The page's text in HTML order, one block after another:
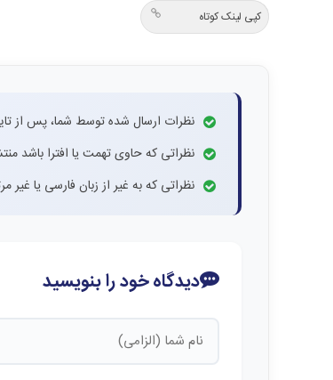
کپی لینک کوتاه
نظرات ارسال شده توسط شما، پس از
نظراتی که حاوی تهمت یا افترا باشد
نظراتی که به غیر از زبان فارسی یا
دیدگاه خود را بنویسید